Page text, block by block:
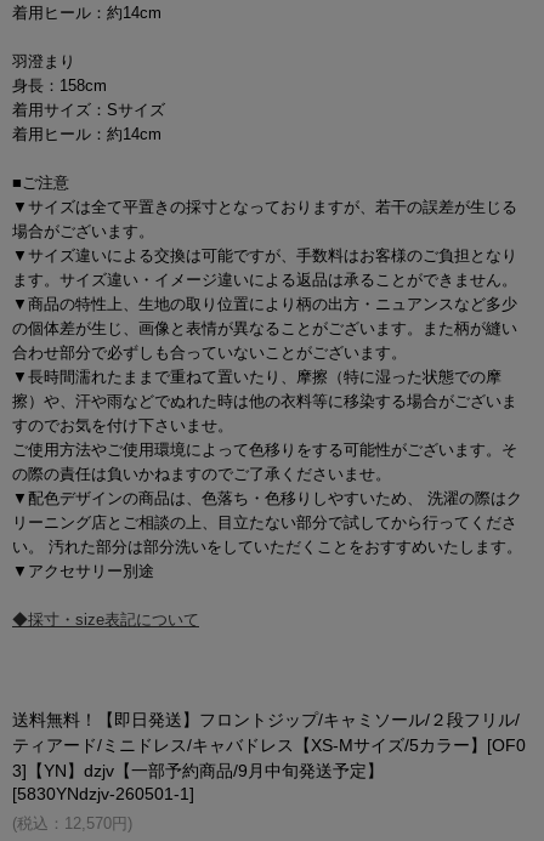
着用ヒール：約14cm
羽澄まり
身長：158cm
着用サイズ：Sサイズ
着用ヒール：約14cm
■ご注意
▼サイズは全て平置きの採寸となっておりますが、若干の誤差が生じる
場合がございます。
▼サイズ違いによる交換は可能ですが、手数料はお客様のご負担となり
ます。サイズ違い・イメージ違いによる返品は承ることができません。
▼商品の特性上、生地の取り位置により柄の出方・ニュアンスなど多少
の個体差が生じ、画像と表情が異なることがございます。また柄が縫い
合わせ部分で必ずしも合っていないことがございます。
▼長時間濡れたままで重ねて置いたり、摩擦（特に湿った状態での摩
擦）や、汗や雨などでぬれた時は他の衣料等に移染する場合がございま
すのでお気を付け下さいませ。
ご使用方法やご使用環境によって色移りをする可能性がございます。そ
の際の責任は負いかねますのでご了承くださいませ。
▼配色デザインの商品は、色落ち・色移りしやすいため、 洗濯の際はク
リーニング店とご相談の上、目立たない部分で試してから行ってくださ
い。 汚れた部分は部分洗いをしていただくことをおすすめいたします。
▼アクセサリー別途
◆採寸・size表記について